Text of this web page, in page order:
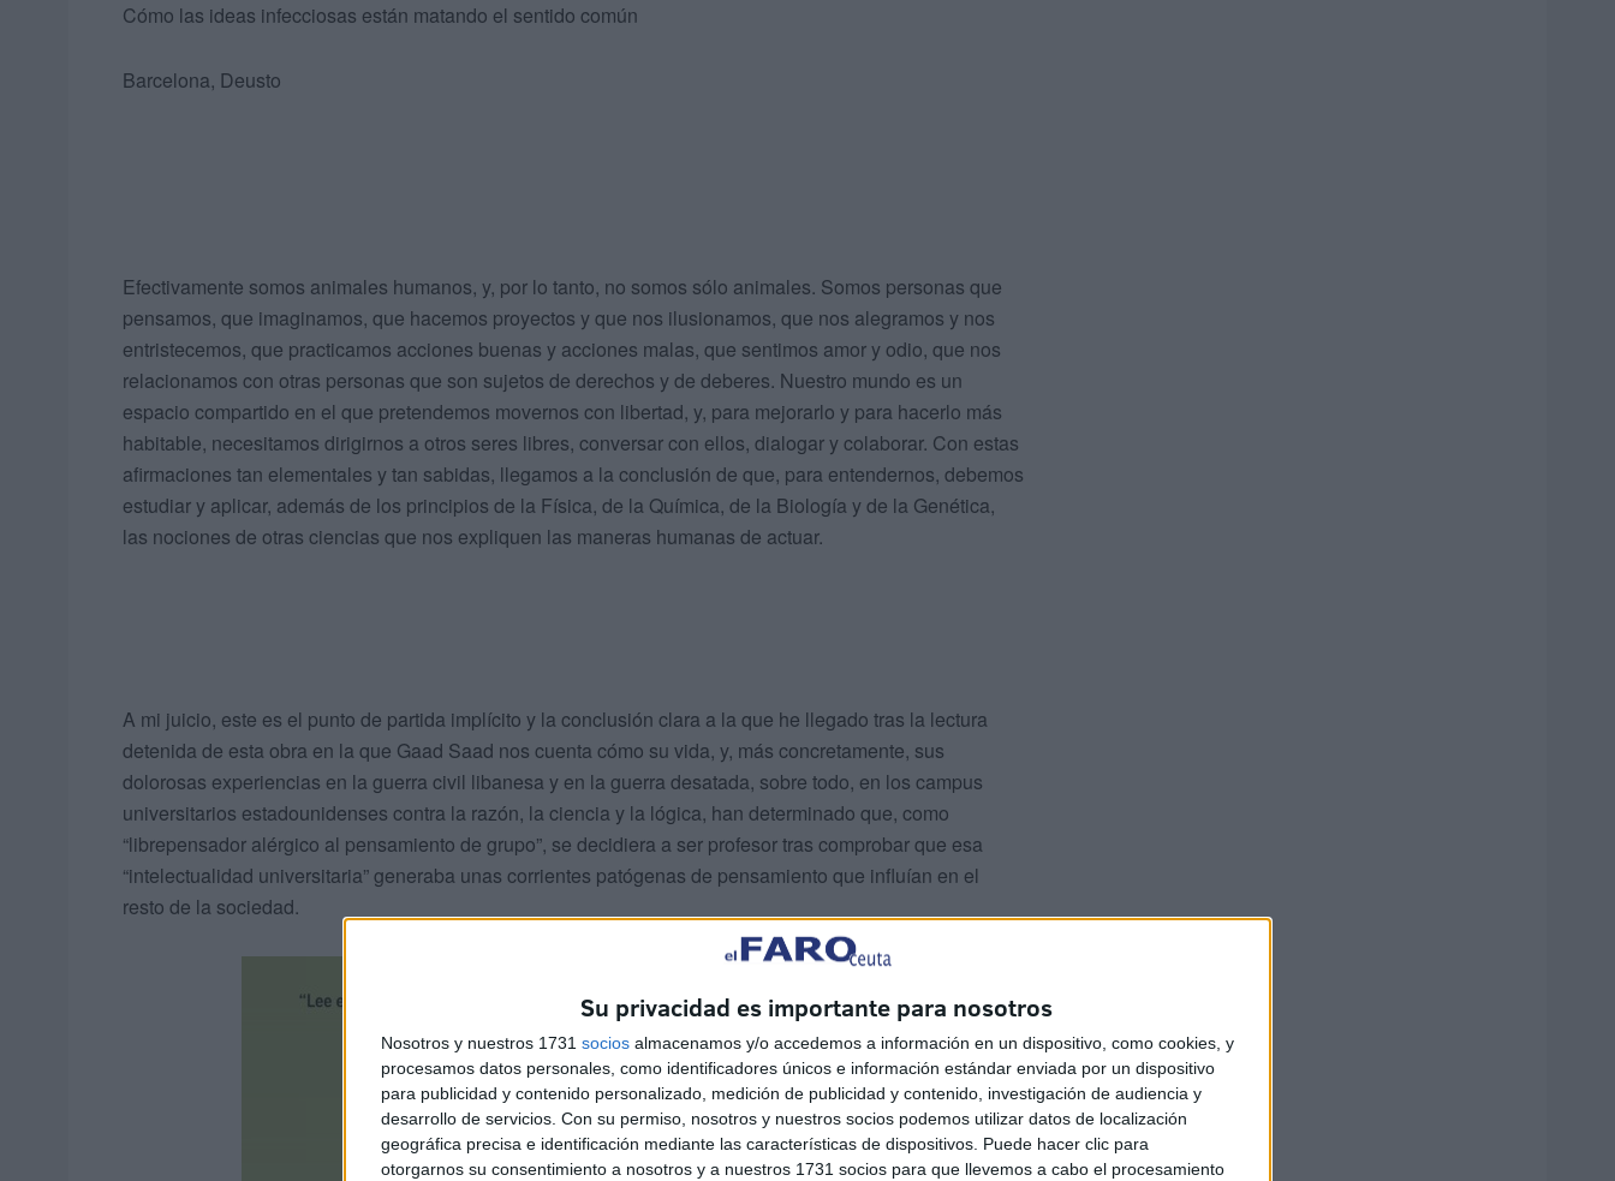
Su privacidad es importante para nosotros
Nosotros y nuestros 1731 socios almacenamos y/o accedemos a información en un dispositivo, como cookies, y
procesamos datos personales, como identificadores únicos e información estándar enviada por un dispositivo
para publicidad y contenido personalizado, medición de publicidad y contenido, investigación de audiencia y
desarrollo de servicios. Con su permiso, nosotros y nuestros socios podemos utilizar datos de localización
geográfica precisa e identificación mediante las características de dispositivos. Puede hacer clic para
otorgarnos su consentimiento a nosotros y a nuestros 1731 socios para que llevemos a cabo el procesamiento
Cómo las ideas infecciosas están matando el sentido común
Barcelona, Deusto
Efectivamente somos animales humanos, y, por lo tanto, no somos sólo animales. Somos personas que
pensamos, que imaginamos, que hacemos proyectos y que nos ilusionamos, que nos alegramos y nos
entristecemos, que practicamos acciones buenas y acciones malas, que sentimos amor y odio, que nos
relacionamos con otras personas que son sujetos de derechos y de deberes. Nuestro mundo es un
espacio compartido en el que pretendemos movernos con libertad, y, para mejorarlo y para hacerlo más
habitable, necesitamos dirigirnos a otros seres libres, conversar con ellos, dialogar y colaborar. Con estas
afirmaciones tan elementales y tan sabidas, llegamos a la conclusión de que, para entendernos, debemos
estudiar y aplicar, además de los principios de la Física, de la Química, de la Biología y de la Genética,
las nociones de otras ciencias que nos expliquen las maneras humanas de actuar.
A mi juicio, este es el punto de partida implícito y la conclusión clara a la que he llegado tras la lectura
detenida de esta obra en la que Gaad Saad nos cuenta cómo su vida, y, más concretamente, sus
dolorosas experiencias en la guerra civil libanesa y en la guerra desatada, sobre todo, en los campus
universitarios estadounidenses contra la razón, la ciencia y la lógica, han determinado que, como
“librepensador alérgico al pensamiento de grupo”, se decidiera a ser profesor tras comprobar que esa
“intelectualidad universitaria” generaba unas corrientes patógenas de pensamiento que influían en el
resto de la sociedad.